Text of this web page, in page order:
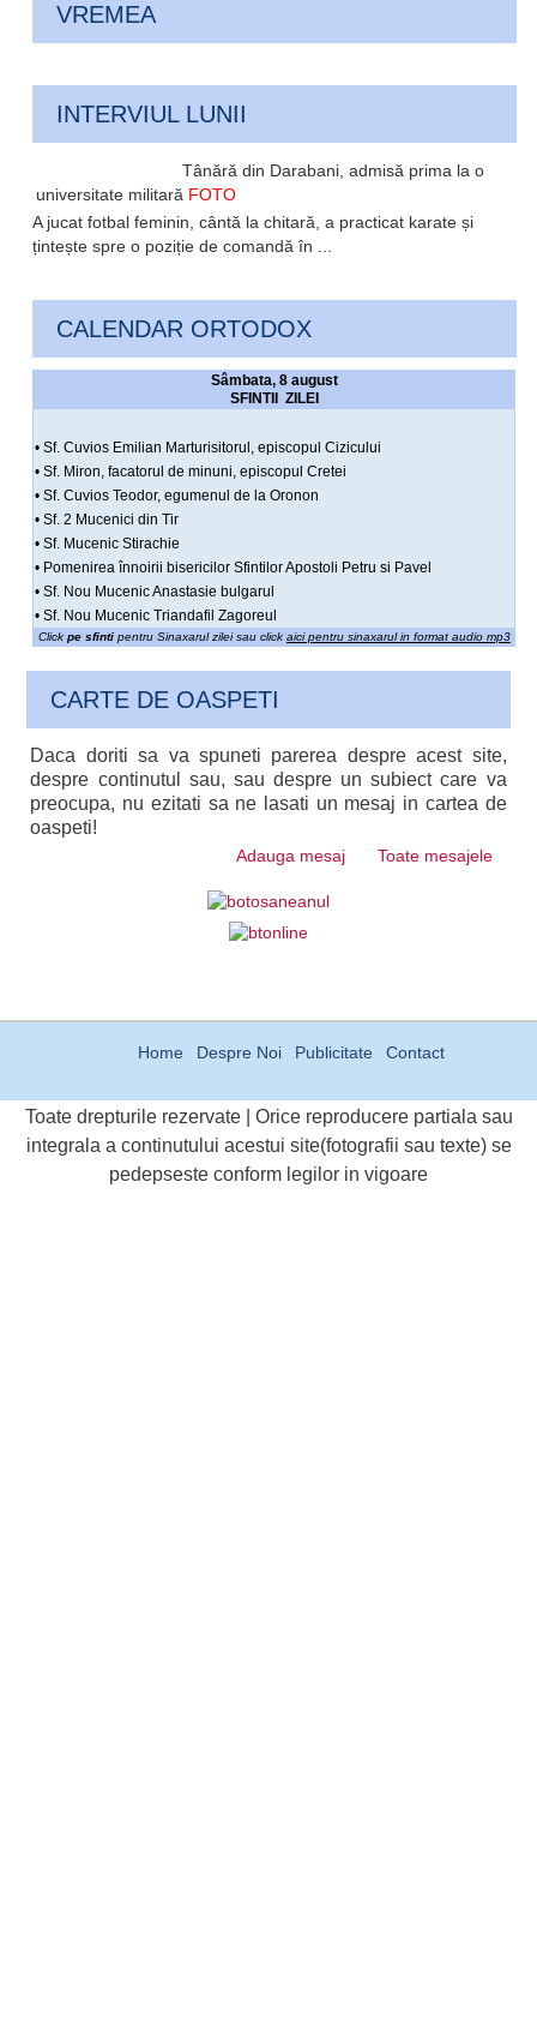
VREMEA
INTERVIUL LUNII
Tânără din Darabani, admisă prima la o
universitate militară FOTO
A jucat fotbal feminin, cântă la chitară, a practicat karate și
țintește spre o poziție de comandă în ...
CALENDAR ORTODOX
Sâmbata, 8 august
SFINTII ZILEI
• Sf. Cuvios Emilian Marturisitorul, episcopul Cizicului
• Sf. Miron, facatorul de minuni, episcopul Cretei
• Sf. Cuvios Teodor, egumenul de la Oronon
• Sf. 2 Mucenici din Tir
• Sf. Mucenic Stirachie
• Pomenirea înnoirii bisericilor Sfintilor Apostoli Petru si Pavel
• Sf. Nou Mucenic Anastasie bulgarul
• Sf. Nou Mucenic Triandafil Zagoreul
Click pe sfintipentru Sinaxarul zilei sau click aici pentru sinaxarul in format audio mp3
CARTE DE OASPETI
Daca doriti sa va spuneti parerea despre acest site,
despre continutul sau, sau despre un subiect care va
preocupa, nu ezitati sa ne lasati un mesaj in cartea de
oaspeti!
Adauga mesaj Toate mesajele
Home Despre Noi Publicitate Contact
Toate drepturile rezervate | Orice reproducere partiala sau
integrala a continutului acestui site(fotografii sau texte) se
pedepseste conform legilor in vigoare